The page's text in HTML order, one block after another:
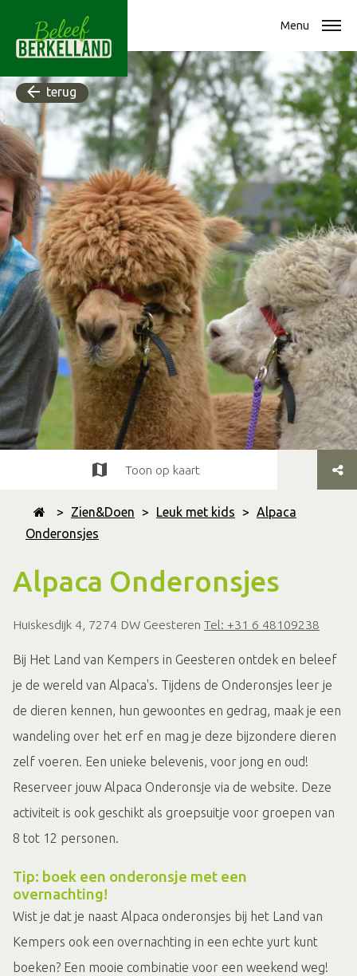
Menu
terug
> Zien&Doen > Leuk met kids > Alpaca
Onderonsjes
Alpaca Onderonsjes
Huiskesdijk 4, 7274 DW Geesteren Tel: +31 6 48109238
Toon op kaart
Bij Het Land van Kempers in Geesteren ontdek en beleef
je de wereld van Alpaca's. Tijdens de Onderonsjes leer je
de dieren kennen, hun gewoontes en gedrag, maak je een
wandeling over het erf en mag je deze bijzondere dieren
zelf voeren. Een unieke belevenis, voor jong en oud!
Reserveer jouw Alpaca Onderonsje via de website. Deze
activiteit is ook geschikt als groepsuitje voor groepen van
8 tot 12 personen.
Tip: boek een onderonsje met een
overnachting!
Wist je dat je naast Alpaca onderonsjes bij het Land van
Kempers ook een overnachting in een echte yurt kunt
boeken? Een mooie combinatie voor een weekend weg!